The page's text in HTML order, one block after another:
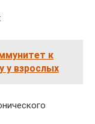
к
у взрослых